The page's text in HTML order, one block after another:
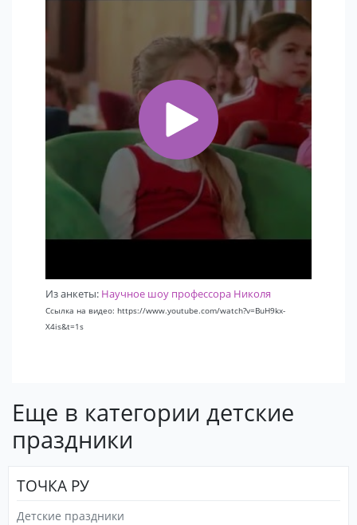
Из анкеты: Научное шоу профессора Николя
Ссылка на видео: https://www.youtube.com/watch?v=BuH9kx-
X4is&t=1s
Еще в категории детские
праздники
ТОЧКА РУ
Детские праздники